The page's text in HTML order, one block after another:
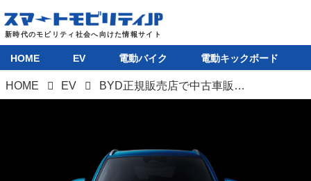
HOME EV 電動バイク 電動キックボード
HOME EV BYD正規販売店で中古車販売を開始。同時に認定中古車制度もスタート